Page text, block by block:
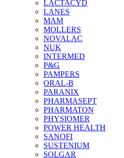
LACTACYD
LANES
MAM
MOLLERS
NOVALAC
NUK
INTERMED
P&G
PAMPERS
ORAL-B
PARANIX
PHARMASEPT
PHARMATON
PHYSIOMER
POWER HEALTH
SANOFI
SUSTENIUM
SOLGAR